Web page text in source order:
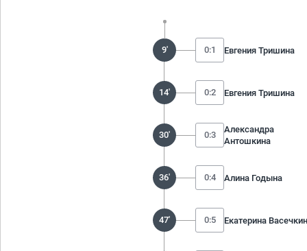
9' 0:1 Евгения Тришина
14' 0:2 Евгения Тришина
30' 0:3
Александра
Антошкина
36' 0:4 Алина Годына
47' 0:5 Екатерина